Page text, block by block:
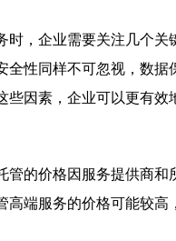
时，企业需要关注几个
全性同样不可忽视，数
些因素，企业可以更有效
管的价格因服务提供商
高端服务的价格可能较